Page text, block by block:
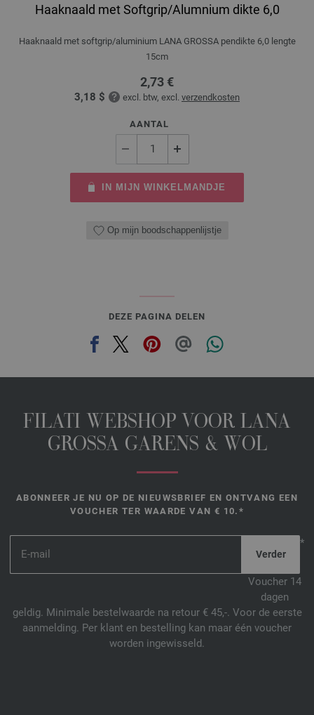
Haaknaald met Softgrip/Alumnium dikte 6,0
Haaknaald met softgrip/aluminium LANA GROSSA pendikte 6,0 lengte
15cm
2,73 €
3,18 $ excl. btw, excl. verzendkosten
AANTAL
IN MIJN WINKELMANDJE
Op mijn boodschappenlijstje
DEZE PAGINA DELEN
FILATI WEBSHOP VOOR LANA
GROSSA GARENS & WOL
ABONNEER JE NU OP DE NIEUWSBRIEF EN ONTVANG EEN
VOUCHER TER WAARDE VAN € 10.*
*
Voucher 14
dagen
geldig. Minimale bestelwaarde na retour € 45,-. Voor de eerste
aanmelding. Per klant en bestelling kan maar één voucher
worden ingewisseld.